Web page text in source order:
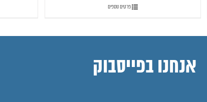
פרטים נוספים
אנחנו בפייסבוק